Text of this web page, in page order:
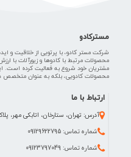
مسترکادو
محصولات مرتبط با کادوها و زیورآلات با
مشتریان خود شروع به فعالیت کرده است.
محصولات کادویی، بلکه به عنوان
ارتباط با ما
آدرس: تهران، ستارخان، اتابکی مهر، پلاک
شماره تماس: 09129622795
شماره تماس: 09123797049